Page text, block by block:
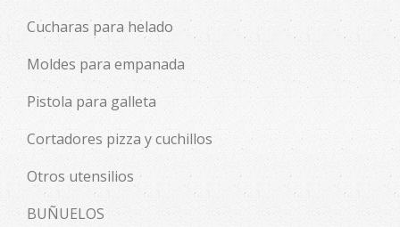
Cucharas para helado
Moldes para empanada
Pistola para galleta
Cortadores pizza y cuchillos
Otros utensilios
BUÑUELOS